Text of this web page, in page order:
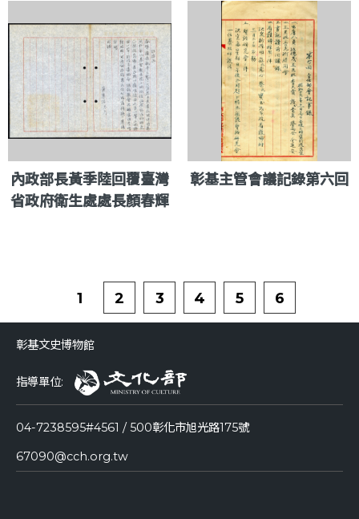
內政部長黃季陸回覆臺灣
省政府衛生處處長顏春輝
彰基主管會議記錄第六回
1 2 3 4 5 6
彰基文史博物館
指導單位:
04-7238595#4561 / 500彰化市旭光路175號
67090@cch.org.tw